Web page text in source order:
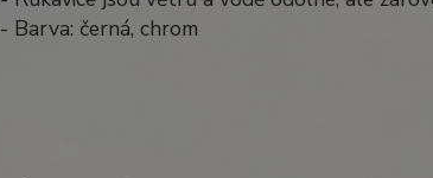
- Barva: černá, chrom